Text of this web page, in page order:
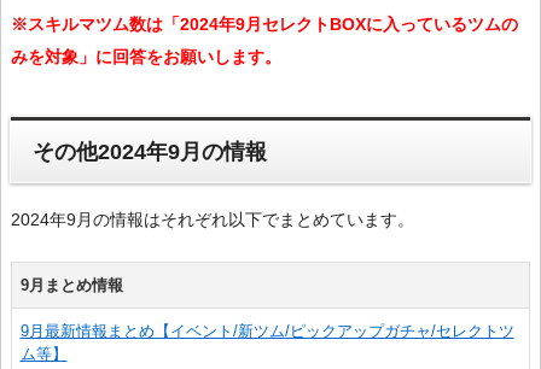
※スキルマツム数は「2024年9月セレクトBOXに入っているツムの
みを対象」に回答をお願いします。
その他2024年9月の情報
2024年9月の情報はそれぞれ以下でまとめています。
9月まとめ情報
9月最新情報まとめ【イベント/新ツム/ピックアップガチャ/セレクトツ
ム等】